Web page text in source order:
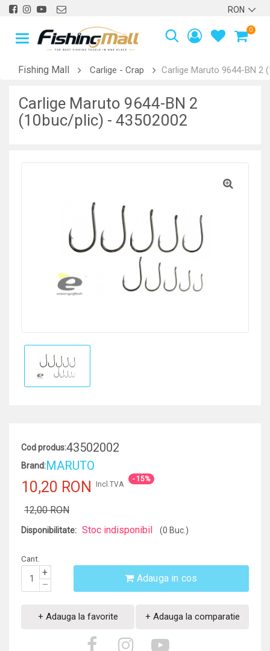
0
Fishing Mall Carlige - Crap Carlige Maruto 9644-BN 2
Carlige Maruto 9644-BN 2
(10buc/plic) - 43502002
Cod produs:43502002
Brand:MARUTO
10,20 RON
12,00 RON
- 15%
Incl.TVA
Disponibilitate: Stoc indisponibil (0 Buc.)
Cant.
+
–
Adauga in cos
+ Adauga la favorite + Adauga la comparatie